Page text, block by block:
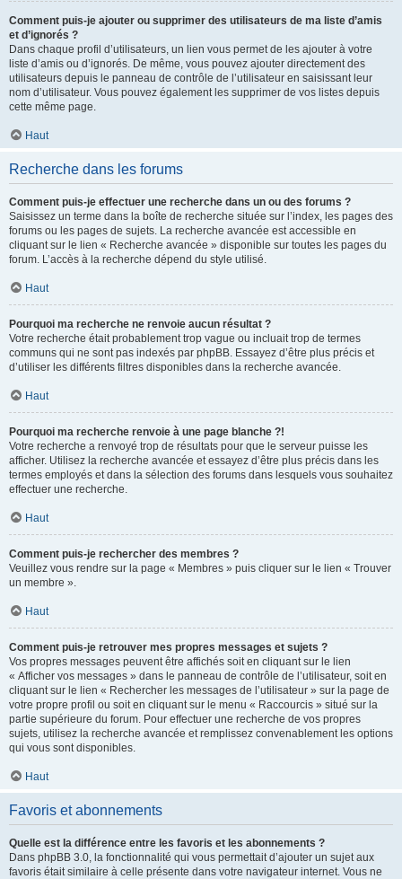
Comment puis-je ajouter ou supprimer des utilisateurs de ma liste d’amis
et d’ignorés ?
Dans chaque profil d’utilisateurs, un lien vous permet de les ajouter à votre
liste d’amis ou d’ignorés. De même, vous pouvez ajouter directement des
utilisateurs depuis le panneau de contrôle de l’utilisateur en saisissant leur
nom d’utilisateur. Vous pouvez également les supprimer de vos listes depuis
cette même page.
Haut
Recherche dans les forums
Comment puis-je effectuer une recherche dans un ou des forums ?
Saisissez un terme dans la boîte de recherche située sur l’index, les pages des
forums ou les pages de sujets. La recherche avancée est accessible en
cliquant sur le lien « Recherche avancée » disponible sur toutes les pages du
forum. L’accès à la recherche dépend du style utilisé.
Haut
Pourquoi ma recherche ne renvoie aucun résultat ?
Votre recherche était probablement trop vague ou incluait trop de termes
communs qui ne sont pas indexés par phpBB. Essayez d’être plus précis et
d’utiliser les différents filtres disponibles dans la recherche avancée.
Haut
Pourquoi ma recherche renvoie à une page blanche ?!
Votre recherche a renvoyé trop de résultats pour que le serveur puisse les
afficher. Utilisez la recherche avancée et essayez d’être plus précis dans les
termes employés et dans la sélection des forums dans lesquels vous souhaitez
effectuer une recherche.
Haut
Comment puis-je rechercher des membres ?
Veuillez vous rendre sur la page « Membres » puis cliquer sur le lien « Trouver
un membre ».
Haut
Comment puis-je retrouver mes propres messages et sujets ?
Vos propres messages peuvent être affichés soit en cliquant sur le lien
« Afficher vos messages » dans le panneau de contrôle de l’utilisateur, soit en
cliquant sur le lien « Rechercher les messages de l’utilisateur » sur la page de
votre propre profil ou soit en cliquant sur le menu « Raccourcis » situé sur la
partie supérieure du forum. Pour effectuer une recherche de vos propres
sujets, utilisez la recherche avancée et remplissez convenablement les options
qui vous sont disponibles.
Haut
Favoris et abonnements
Quelle est la différence entre les favoris et les abonnements ?
Dans phpBB 3.0, la fonctionnalité qui vous permettait d’ajouter un sujet aux
favoris était similaire à celle présente dans votre navigateur internet. Vous ne